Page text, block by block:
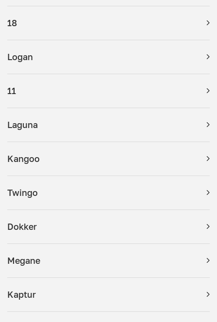
18
Logan
11
Laguna
Kangoo
Twingo
Dokker
Megane
Kaptur